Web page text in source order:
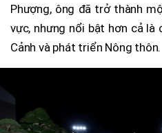
Phượng, ông đã trở thành
vực, nhưng nổi bật hơn cả
Cảnh và phát triển Nông thôn.